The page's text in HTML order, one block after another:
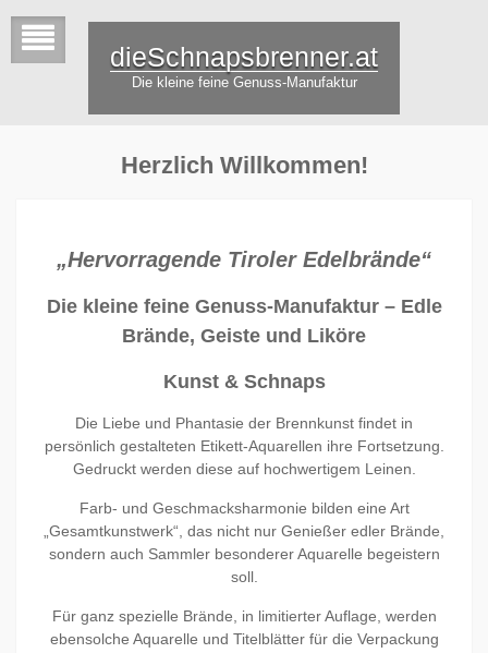
dieSchnapsbrenner.at
Die kleine feine Genuss-Manufaktur
Herzlich Willkommen!
„Hervorragende Tiroler Edelbrände“
Die kleine feine Genuss-Manufaktur – Edle
Brände, Geiste und Liköre
Kunst & Schnaps
Die Liebe und Phantasie der Brennkunst findet in
persönlich gestalteten Etikett-Aquarellen ihre Fortsetzung.
Gedruckt werden diese auf hochwertigem Leinen.
Farb- und Geschmacksharmonie bilden eine Art
„Gesamtkunstwerk“, das nicht nur Genießer edler Brände,
sondern auch Sammler besonderer Aquarelle begeistern
soll.
Für ganz spezielle Brände, in limitierter Auflage, werden
ebensolche Aquarelle und Titelblätter für die Verpackung